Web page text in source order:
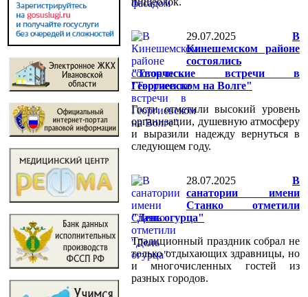
29.07.2025
В
Кинешемском районе
состоялись
"Творческие встречи в
Георгиевском на Волге"
Гости отметили высокий уровень
организации, душевную атмосферу
и выразили надежду вернуться в
следующем году.
28.07.2025
В
санатории имени
Станко отметили
"День огурца"
Традиционный праздник собрал не
только отдыхающих здравницы, но
и многочисленных гостей из
разных городов.